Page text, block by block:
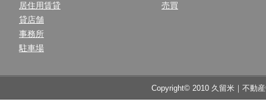
居住用賃貸
貸店舗
事務所
駐車場
売買
Copyright© 2010 久留米｜不動